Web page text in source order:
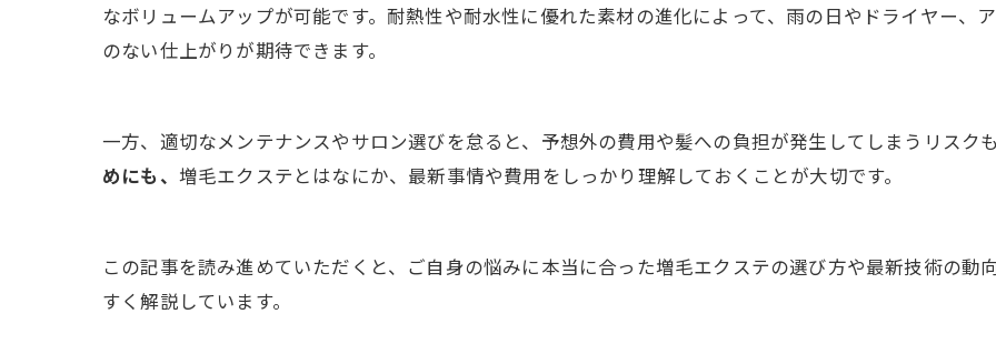
なボリュームアップが可能です。耐熱性や耐水性に優れた素材の進化によって、雨の日やドライヤー、
のない仕上がりが期待できます。
一方、適切なメンテナンスやサロン選びを怠ると、予想外の費用や髪への負担が発生してしまうリスクも
めにも、 増毛エクステとはなにか、最新事情や費用をしっかり理解しておくことが大切です。
この記事を読み進めていただくと、ご自身の悩みに本当に合った増毛エクステの選び方や最新技術の動
すく解説しています。